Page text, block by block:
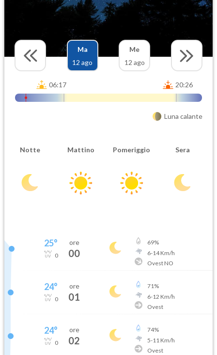
Ma
12 ago
Me
12 ago
06:17 20:26
Luna calante
Notte Mattino Pomeriggio Sera
25°
0
ore
00
69%
6-14Km/h
Ovest NO
24°
0
ore
01
71%
6-12 Km/h
Ovest
24°
0
ore
02
74%
5-11 Km/h
Ovest